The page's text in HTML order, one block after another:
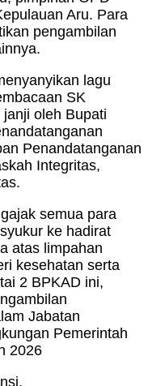
Aru. Para
pengambilan
lagu
SK
oleh Bupati
Penandatanganan
Integritas,
semua para
ke hadirat
atas limpahan
kesehatan serta
2 BPKAD ini,
Jabatan
Pemerintah
2026